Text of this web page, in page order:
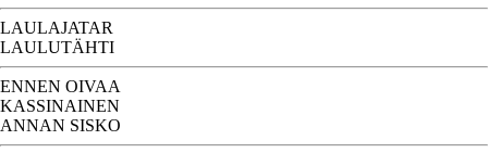
LAULAJATAR
LAULUTÄHTI
ENNEN OIVAA
KASSINAINEN
ANNAN SISKO